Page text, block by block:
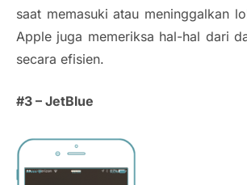
saat memasuki atau meninggalkan
Apple juga memeriksa hal-hal dari
secara efisien.
#3 – JetBlue